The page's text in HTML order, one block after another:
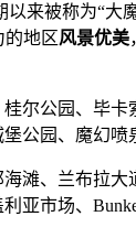
来被称为“大
的地区风景优美
尔公园、毕卡
公园、魔幻喷
滩、兰布拉大
亚市场、